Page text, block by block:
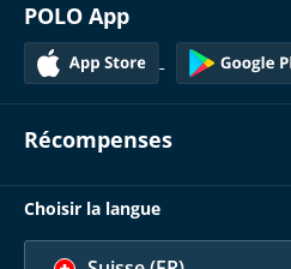
POLO App
Récompenses
Choisir la langue